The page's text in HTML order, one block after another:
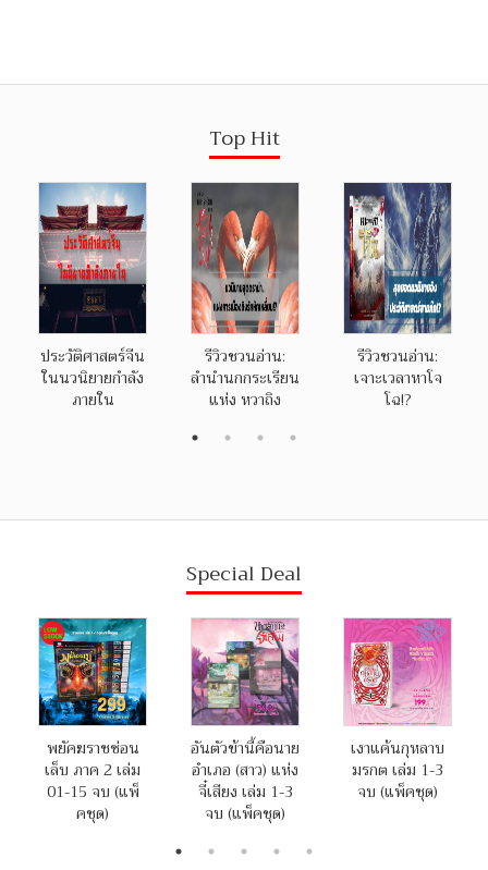
Top Hit
ประวัติศาสตร์จีน
ในนวนิยายกำลัง
ภายใน
รีวิวชวนอ่าน:
ลำนำนกกระเรียน
แห่ง หวาถิง
รีวิวชวนอ่าน:
เจาะเวลาหาโจ
โฉ!?
Special Deal
พยัคฆราชซ่อน
เล็บ ภาค 2 เล่ม
01-15 จบ (แพ็
คชุด)
อันตัวข้านี้คือนาย
อำเภอ (สาว) แห่ง
จี๋เสียง เล่ม 1-3
จบ (แพ็คชุด)
เงาแค้นกุหลาบ
มรกต เล่ม 1-3
จบ (แพ็คชุด)